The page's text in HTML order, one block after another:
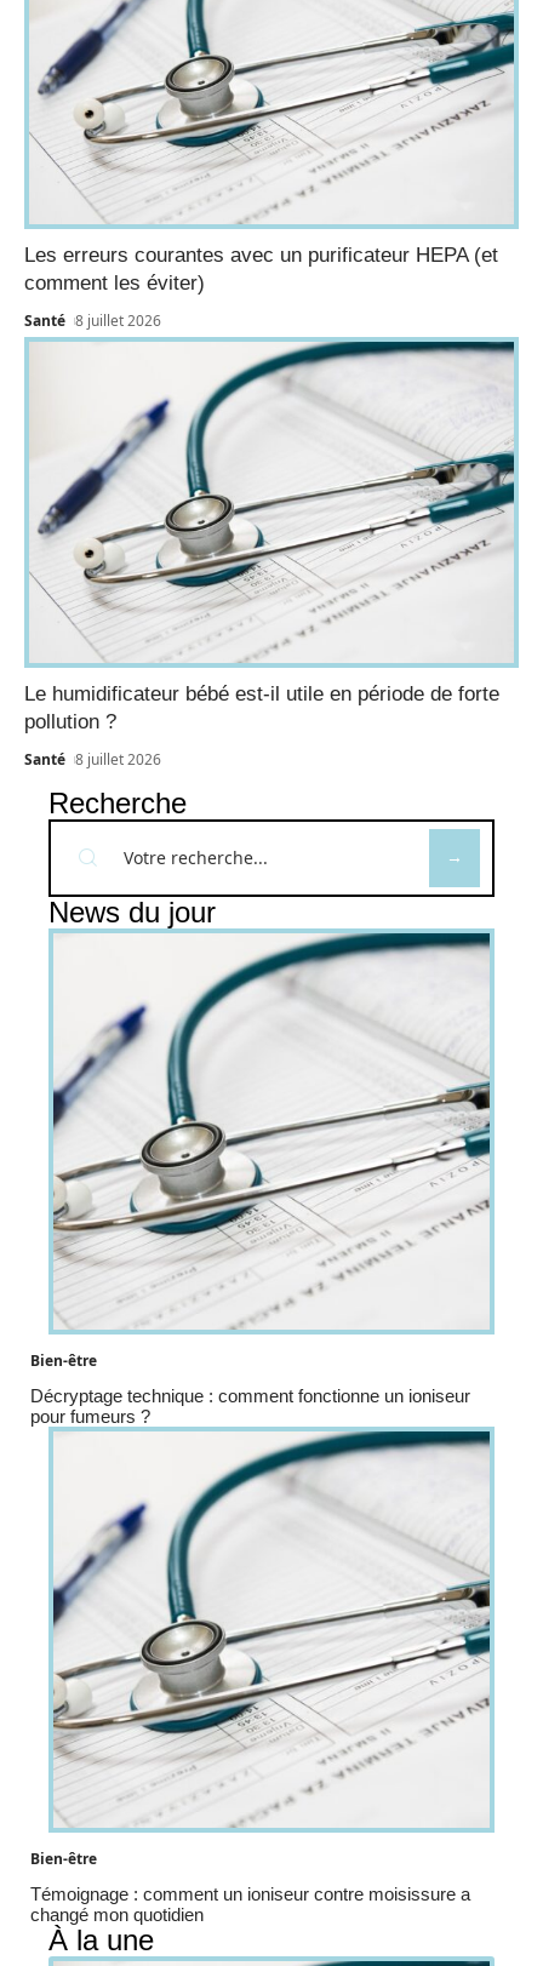
Les erreurs courantes avec un purificateur HEPA (et
comment les éviter)
Santé 8 juillet 2026
Le humidificateur bébé est-il utile en période de forte
pollution ?
Santé 8 juillet 2026
Recherche
News du jour
Bien-être
Décryptage technique : comment fonctionne un ioniseur
pour fumeurs ?
Bien-être
Témoignage : comment un ioniseur contre moisissure a
changé mon quotidien
À la une